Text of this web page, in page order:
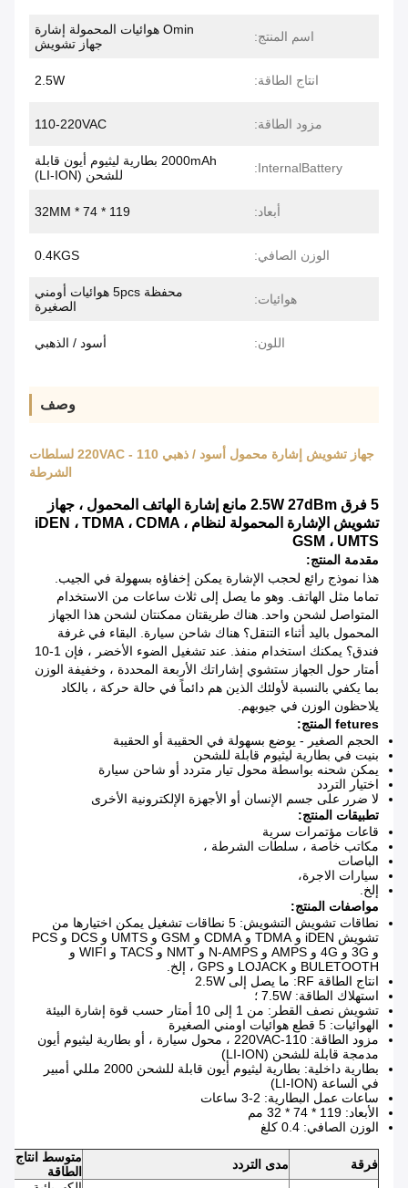
اسم المنتج:
Omin هوائيات المحمولة إشارة
جهاز تشويش
انتاج الطاقة: 2.5W
مزود الطاقة: 110-220VAC
InternalBattery:
2000mAh بطارية ليثيوم أيون قابلة
للشحن (LI-ION)
أبعاد: 119 * 74 * 32MM
الوزن الصافي: 0.4KGS
هوائيات:
محفظة 5pcs هوائيات أومني
الصغيرة
اللون: أسود / الذهبي
وصف
جهاز تشويش إشارة محمول أسود / ذهبي 110 - 220VAC لسلطات
الشرطة
5 فرق 2.5W 27dBm مانع إشارة الهاتف المحمول ، جهاز
تشويش الإشارة المحمولة لنظام iDEN ، TDMA ، CDMA ،
GSM ، UMTS
مقدمة المنتج:
هذا نموذج رائع لحجب الإشارة يمكن إخفاؤه بسهولة في الجيب.
تماما مثل الهاتف. وهو ما يصل إلى ثلاث ساعات من الاستخدام
المتواصل لشحن واحد. هناك طريقتان ممكنتان لشحن هذا الجهاز
المحمول باليد أثناء التنقل؟ هناك شاحن سيارة. البقاء في غرفة
فندق؟ يمكنك استخدام منفذ.
عند تشغيل الضوء الأخضر ، فإن 1-10
أمتار حول الجهاز ستشوي إشاراتك الأربعة المحددة ، وخفيفة الوزن
بما يكفي بالنسبة لأولئك الذين هم دائماً في حالة حركة ، بالكاد
يلاحظون الوزن في جيوبهم.
fetures المنتج:
الحجم الصغير - يوضع بسهولة في الحقيبة أو الحقيبة
بنيت في بطارية ليثيوم قابلة للشحن
يمكن شحنه بواسطة محول تيار متردد أو شاحن سيارة
اختيار التردد
لا ضرر على جسم الإنسان أو الأجهزة الإلكترونية الأخرى
تطبيقات المنتج:
قاعات مؤتمرات سرية
مكاتب خاصة ، سلطات الشرطة ،
الباصات
سيارات الاجرة،
إلخ.
مواصفات المنتج:
نطاقات تشويش التشويش: 5 نطاقات تشغيل يمكن اختيارها من
تشويش iDEN و TDMA و CDMA و GSM و UMTS و DCS و PCS
و 3G و 4G و AMPS و N-AMPS و NMT و TACS و WIFI و
BULETOOTH و LOJACK و GPS ، إلخ.
انتاج الطاقة RF: ما يصل إلى 2.5W
استهلاك الطاقة: 7.5W ؛
تشويش نصف القطر: من 1 إلى 10 أمتار حسب قوة إشارة البيئة
الهوائيات: 5 قطع هوائيات اومني الصغيرة
مزود الطاقة: 110-220VAC ، محول سيارة ، أو بطارية ليثيوم أيون
مدمجة قابلة للشحن (LI-ION)
بطارية داخلية: بطارية ليثيوم أيون قابلة للشحن 2000 مللي أمبير
في الساعة (LI-ION)
ساعات عمل البطارية: 2-3 ساعات
الأبعاد: 119 * 74 * 32 مم
الوزن الصافي: 0.4 كلغ
فرقة مدى التردد
متوسط ​​انتاج
الطاقة